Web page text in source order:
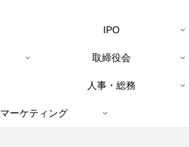
IPO
取締役会
人事・総務
マーケティング